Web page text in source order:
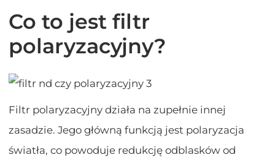
Co to jest filtr
polaryzacyjny?
Filtr polaryzacyjny działa na zupełnie innej
zasadzie. Jego główną funkcją jest polaryzacja
światła, co powoduje redukcję odblasków od